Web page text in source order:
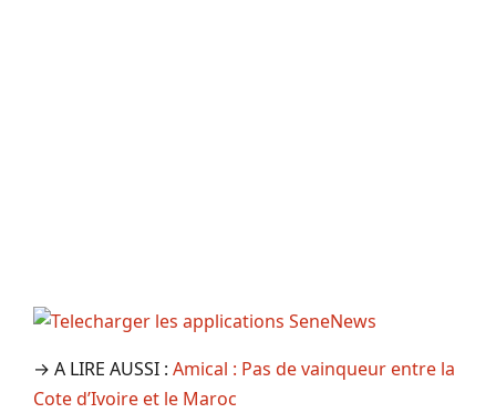
→ A LIRE AUSSI : Amical : Pas de vainqueur entre la
Cote d’Ivoire et le Maroc